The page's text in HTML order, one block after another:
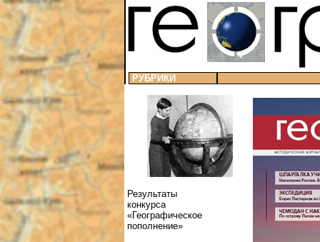
РУБРИКИ
Результаты
конкурса
«Географическое
пополнение»